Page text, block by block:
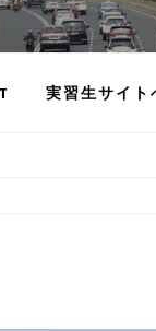
実習生サイト